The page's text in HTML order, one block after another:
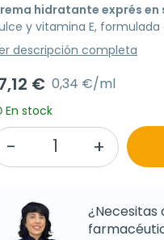
hidratante exprés en
y vitamina E,
descripción completa
€ 0,34 €/ml
En stock
¿Necesitas